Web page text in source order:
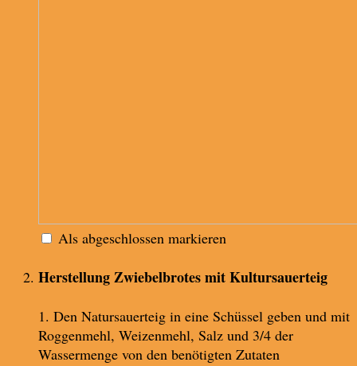
Als abgeschlossen markieren
Herstellung Zwiebelbrotes mit Kultursauerteig
1. Den Natursauerteig in eine Schüssel geben und mit
Roggenmehl, Weizenmehl, Salz und 3/4 der
Wassermenge von den benötigten Zutaten